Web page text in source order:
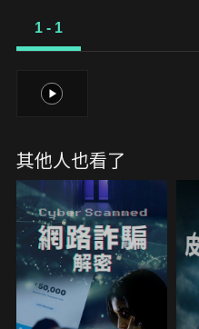
綠能科技產業有助於應對氣
來的潛在影響。
1 - 1
1
其他人也看了